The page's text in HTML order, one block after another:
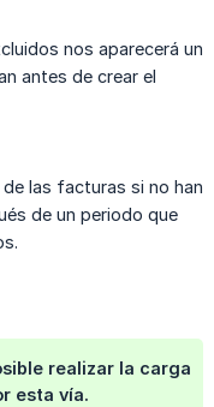
nos aparecerá un
antes de crear el
las facturas si no han
de un periodo que
realizar la carga
esta vía.